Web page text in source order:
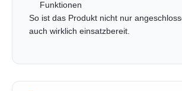
Funktionen
So ist das Produkt nicht nur
auch wirklich einsatzbereit.